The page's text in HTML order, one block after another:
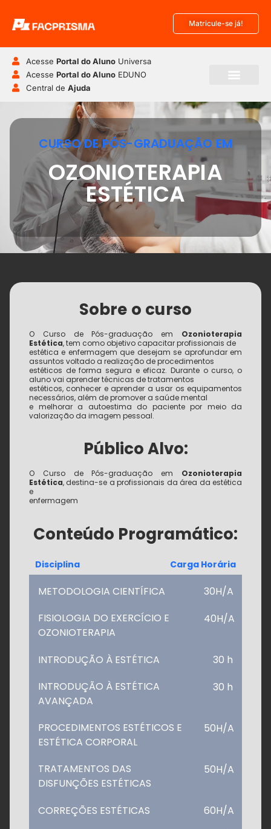
Matricule-se já!
Acesse Portal do AlunoUniversa
Acesse Portal do AlunoEDUNO
Central de Ajuda
CURSO DE PÓS-GRADUAÇÃO EM
OZONIOTERAPIA
ESTÉTICA
Sobre o curso
O Curso de Pós-graduação em Ozonioterapia
Estética, tem como objetivo capacitar profissionais de
estética e enfermagem que desejam se aprofundar em
assuntos voltado a realização de procedimentos
estéticos de forma segura e eficaz. Durante o curso, o
aluno vai aprender técnicas de tratamentos
estéticos, conhecer e aprender a usar os equipamentos
necessários, além de promover a saúde mental
e melhorar a autoestima do paciente por meio da
valorização da imagem pessoal.
Público Alvo:
O Curso de Pós-graduação em Ozonioterapia
Estética, destina-se a profissionais da área da estética
e
enfermagem
Conteúdo Programático:
Disciplina Carga Horária
METODOLOGIA CIENTÍFICA
30H/A
FISIOLOGIA DO EXERCÍCIO E
OZONIOTERAPIA
40H/A
INTRODUÇÃO À ESTÉTICA
30 h
INTRODUÇÃO À ESTÉTICA
AVANÇADA
30 h
PROCEDIMENTOS ESTÉTICOS E
ESTÉTICA CORPORAL
50H/A
TRATAMENTOS DAS
DISFUNÇÕES ESTÉTICAS
50H/A
CORREÇÕES ESTÉTICAS
60H/A